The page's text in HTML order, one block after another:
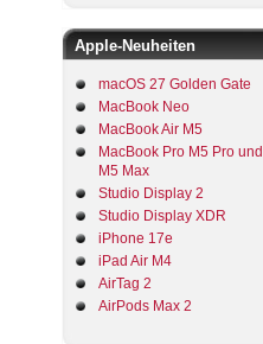
Apple-Neuheiten
macOS 27 Golden Gate
MacBook Neo
MacBook Air M5
MacBook Pro M5 Pro und
M5 Max
Studio Display 2
Studio Display XDR
iPhone 17e
iPad Air M4
AirTag 2
AirPods Max 2